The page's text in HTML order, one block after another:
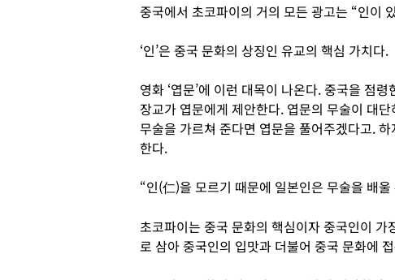
중국에서 초코파이의 거의 모든 광고는 “인이
‘인’은 중국 문화의 상징인 유교의 핵심 가치다.
영화 ‘엽문’에 이런 대목이 나온다. 중국을 점
장교가 엽문에게 제안한다. 엽문의 무술이 대
무술을 가르쳐 준다면 엽문을 풀어주겠다고.
한다.
“인(仁)을 모르기 때문에 일본인은 무술을 배울
초코파이는 중국 문화의 핵심이자 중국인이 가
로 삼아 중국인의 입맛과 더불어 중국 문화에